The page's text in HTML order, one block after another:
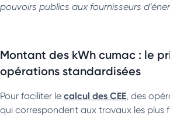
pouvoirs publics aux fournisseurs
Montant des kWh cumac : le
opérations standardisées
Pour faciliter le calcul des CEE, des
qui correspondent aux travaux les plus